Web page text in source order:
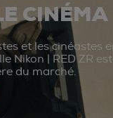
CINÉMA
et les cinéastes
Nikon | RED ZR
du marché.